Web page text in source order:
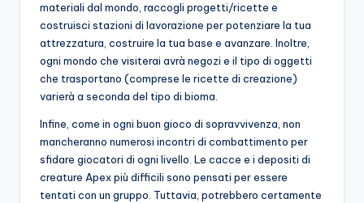
materiali dal mondo, raccogli progetti/ricette e
costruisci stazioni di lavorazione per potenziare la tua
attrezzatura, costruire la tua base e avanzare. Inoltre,
ogni mondo che visiterai avrà negozi e il tipo di oggetti
che trasportano (comprese le ricette di creazione)
varierà a seconda del tipo di bioma.
Infine, come in ogni buon gioco di sopravvivenza, non
mancheranno numerosi incontri di combattimento per
sfidare giocatori di ogni livello. Le cacce e i depositi di
creature Apex più difficili sono pensati per essere
tentati con un gruppo. Tuttavia, potrebbero certamente